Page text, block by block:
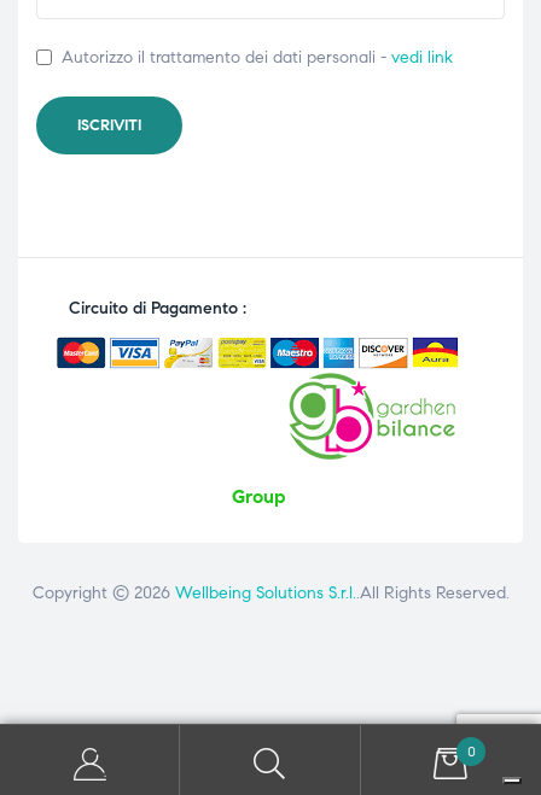
Autorizzo il trattamento dei dati personali - vedi link
Circuito di Pagamento :
Group
Copyright © 2026 Wellbeing Solutions S.r.l..All Rights Reserved.
0